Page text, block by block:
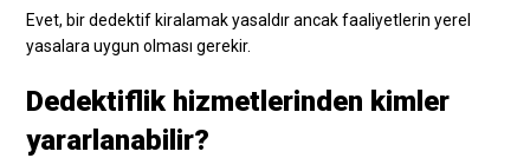
Evet, bir dedektif kiralamak yasaldır ancak faaliyetlerin yerel
yasalara uygun olması gerekir.
Dedektiflik hizmetlerinden kimler
yararlanabilir?